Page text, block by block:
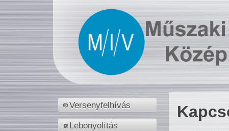
Versenyfelhívás
Lebonyolítás